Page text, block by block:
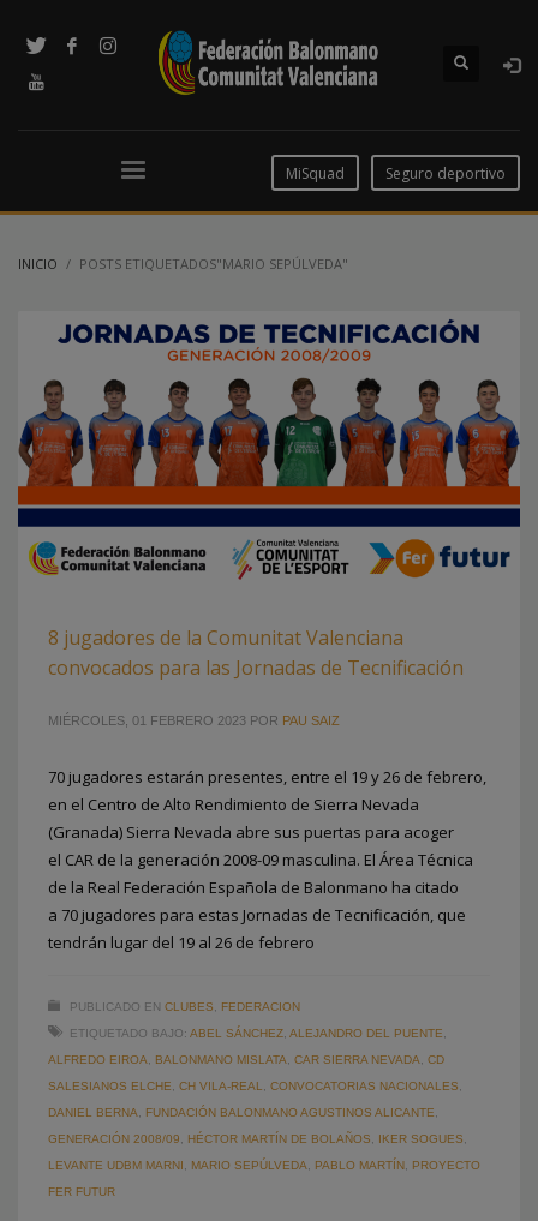
MiSquad Seguro deportivo
INICIO POSTS ETIQUETADOS"MARIO SEPÚLVEDA"
8 jugadores de la Comunitat Valenciana
convocados para las Jornadas de Tecnificación
MIÉRCOLES, 01 FEBRERO 2023 POR PAU SAIZ
70 jugadores estarán presentes, entre el 19 y 26 de febrero,
en el Centro de Alto Rendimiento de Sierra Nevada
(Granada) Sierra Nevada abre sus puertas para acoger
el CAR de la generación 2008-09 masculina. El Área Técnica
de la Real Federación Española de Balonmano ha citado
a 70 jugadores para estas Jornadas de Tecnificación, que
tendrán lugar del 19 al 26 de febrero
PUBLICADO EN CLUBES
FEDERACION
ETIQUETADO BAJO: ABEL SÁNCHEZ ALEJANDRO DEL PUENTE
ALFREDO EIROA
BALONMANO MISLATA CAR SIERRA NEVADA
CD
SALESIANOS ELCHE
CH VILA-REAL CONVOCATORIAS NACIONALES
DANIEL BERNA
FUNDACIÓN BALONMANO AGUSTINOS ALICANTE
GENERACIÓN 2008/09
HÉCTOR MARTÍN DE BOLAÑOS IKER SOGUES
LEVANTE UDBM MARNI
MARIO SEPÚLVEDA PABLO MARTÍN
PROYECTO
FER FUTUR